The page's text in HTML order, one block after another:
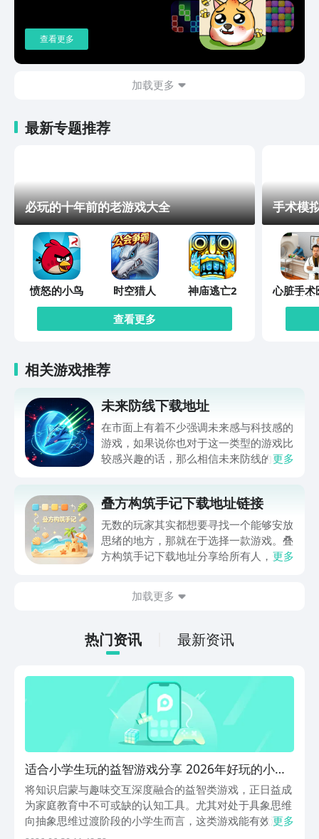
查看更多
加载更多
最新专题推荐
必玩的十年前的老游戏大全
愤怒的小鸟 时空猎人
神庙逃亡2
查看更多
手术模
心脏手术
模拟
相关游戏推荐
未来防线下载地址
在市面上有着不少强调未来感与科技感的
游戏，如果说你也对于这一类型的游戏比
较感兴趣的话，那么相信未来防线的名字
关链接，在最近这款游戏的热度非常之
高，无论是先进前卫的背景设定，还是紧
张有趣的战斗玩法，都吸引着不少同学的
关注，你是否也想要提前进行预约，方便
更多
叠方构筑手记下载地址链接
无数的玩家其实都想要寻找一个能够安放
思绪的地方，那就在于选择一款游戏。叠
方构筑手记下载地址分享给所有人，这一
情。如果大家想要下载这款游戏，其实方
下游戏的主要乐趣吧。
更多
加载更多
热门资讯 最新资讯
适合小学生玩的益智游戏分享 2026年好玩的小学
生益智游戏清单
将知识启蒙与趣味交互深度融合的益智类游戏，正日益成
为家庭教育中不可或缺的认知工具。尤其对处于具象思维
向抽象思维过渡阶段的小学生而言，这类游戏能有效激发
探索欲、强化逻辑能力，并在沉浸式互动中自然习得学科
更多